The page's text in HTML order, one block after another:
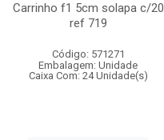
Carrinho f1 5cm solapa c/20
ref 719
Código: 571271
Embalagem: Unidade
Caixa Com: 24 Unidade(s)